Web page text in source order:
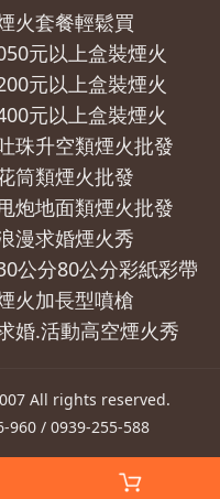
火套餐輕鬆買
元以上盒裝煙火
元以上盒裝煙火
元以上盒裝煙火
珠升空類煙火批發
筒類煙火批發
炮地面類煙火批發
漫求婚煙火秀
公分80公分彩紙彩帶
火加長型噴槍
婚.活動高空煙火秀
All rights reserved.
960 / 0939-255-588